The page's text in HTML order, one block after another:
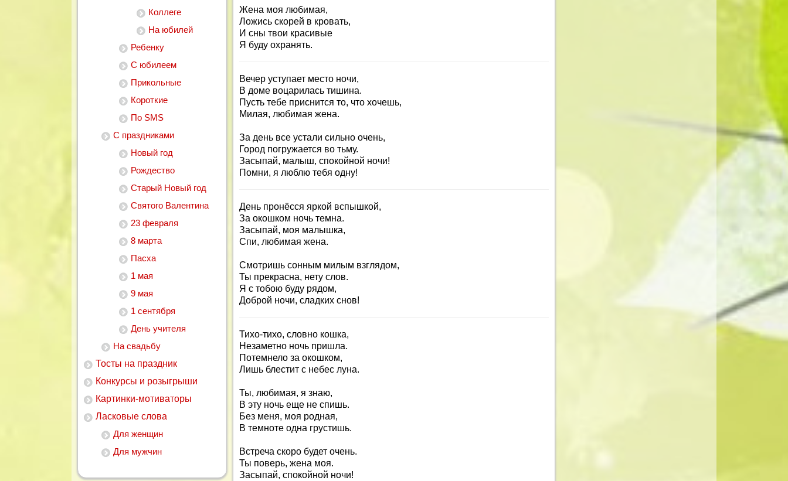
Коллеге
На юбилей
Ребенку
С юбилеем
Прикольные
Короткие
По SMS
С праздниками
Новый год
Рождество
Старый Новый год
Святого Валентина
23 февраля
8 марта
Пасха
1 мая
9 мая
1 сентября
День учителя
На свадьбу
Тосты на праздник
Конкурсы и розыгрыши
Картинки-мотиваторы
Ласковые слова
Для женщин
Для мужчин
Жена моя любимая,
Ложись скорей в кровать,
И сны твои красивые
Я буду охранять.
Вечер уступает место ночи,
В доме воцарилась тишина.
Пусть тебе приснится то, что хочешь,
Милая, любимая жена.
За день все устали сильно очень,
Город погружается во тьму.
Засыпай, малыш, спокойной ночи!
Помни, я люблю тебя одну!
День пронёсся яркой вспышкой,
За окошком ночь темна.
Засыпай, моя малышка,
Спи, любимая жена.
Смотришь сонным милым взглядом,
Ты прекрасна, нету слов.
Я с тобою буду рядом,
Доброй ночи, сладких снов!
Тихо-тихо, словно кошка,
Незаметно ночь пришла.
Потемнело за окошком,
Лишь блестит с небес луна.
Ты, любимая, я знаю,
В эту ночь еще не спишь.
Без меня, моя родная,
В темноте одна грустишь.
Встреча скоро будет очень.
Ты поверь, жена моя.
Засыпай, спокойной ночи!